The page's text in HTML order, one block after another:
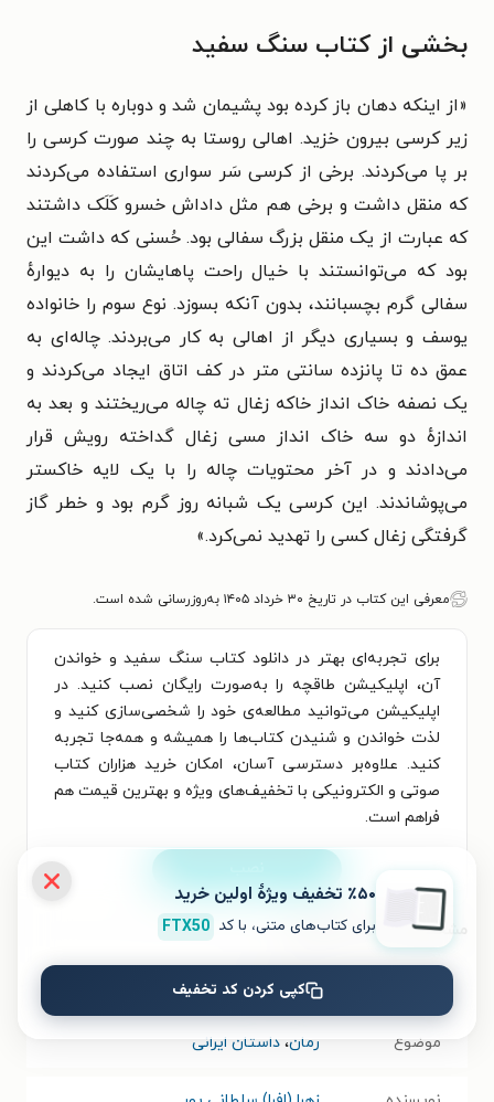
بخشی از کتاب سنگ سفید
«از اینکه دهان باز کرده بود پشیمان شد و دوباره با کاهلی از
زیر کرسی بیرون خزید. اهالی روستا به چند صورت کرسی را
بر پا می‌کردند. برخی از کرسی سَر سواری استفاده می‌کردند
که منقل داشت و برخی هم مثل داداش خسرو کَلَک داشتند
که عبارت از یک منقل بزرگ سفالی بود. حُسنی که داشت این
بود که می‌توانستند با خیال راحت پاهایشان را به دیوارهٔ
سفالی گرم بچسبانند، بدون آنکه بسوزد. نوع سوم را خانواده
یوسف و بسیاری دیگر از اهالی به کار می‌بردند. چاله‌ای به
عمق ده تا پانزده سانتی متر در کف اتاق ایجاد می‌کردند و
یک نصفه خاک انداز خاکه زغال ته چاله می‌ریختند و بعد به
اندازهٔ دو سه خاک انداز مسی زغال گداخته رویش قرار
می‌دادند و در آخر محتویات چاله را با یک لایه خاکستر
می‌پوشاندند. این کرسی یک شبانه روز گرم بود و خطر گاز
گرفتگی زغال کسی را تهدید نمی‌کرد.»
معرفی این کتاب در تاریخ ۳۰ خرداد ۱۴۰۵ به‌روزرسانی شده است.
برای تجربه‌ای بهتر در دانلود کتاب سنگ سفید و خواندن
آن، اپلیکیشن طاقچه را به‌صورت رایگان نصب کنید. در
اپلیکیشن می‌توانید مطالعه‌ی خود را شخصی‌سازی کنید و
لذت خواندن و شنیدن کتاب‌ها را همیشه و همه‌جا تجربه
کنید. علاوه‌بر دسترسی آسان، امکان خرید هزاران کتاب
صوتی و الکترونیکی با تخفیف‌های ویژه و بهترین قیمت هم
فراهم است.
مشخصات کتاب الکترونیکی
سنگ سفید
موضوع رمان، داستان ایرانی
٪۵۰ تخفیف ویژۀ اولین خرید
برای کتاب‌های متنی، با کد FTX50
کپی کردن کد تخفیف